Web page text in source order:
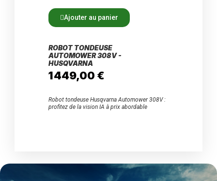
Ajouter au panier
ROBOT TONDEUSE
AUTOMOWER 308V -
HUSQVARNA
1 449,00 €
Robot tondeuse Husqvarna Automower 308V :
profitez de la vision IA à prix abordable